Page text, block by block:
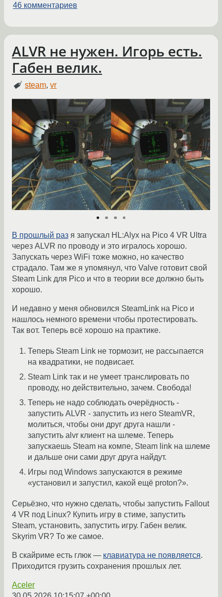
46 комментариев
ALVR не нужен. Игорь есть.
Габен велик.
steam,vr
В прошлый раз я запускал HL:Alyx на Pico 4 VR Ultra
через ALVR по проводу и это игралось хорошо.
Запускать через WiFi тоже можно, но качество
страдало. Там же я упомянул, что Valve готовит свой
Steam Link для Pico и что в теории все должно быть
хорошо.
И недавно у меня обновился SteamLink на Pico и
нашлось немного времени чтобы протестировать.
Так вот. Теперь всё хорошо на практике.
Теперь Steam Link не тормозит, не рассыпается
на квадратики, не подвисает.
Steam Link так и не умеет транслировать по
проводу, но действительно, зачем. Свобода!
Теперь не надо соблюдать очерёдность -
запустить ALVR - запустить из него SteamVR,
молиться, чтобы они друг друга нашли -
запустить alvr клиент на шлеме. Теперь
запускаешь Steam на компе, Steam link на шлеме
и дальше они сами друг друга найдут.
Игры под Windows запускаются в режиме
«установил и запустил, какой ещё proton?».
Серьёзно, что нужно сделать, чтобы запустить Fallout
4 VR под Linux? Купить игру в стиме, запустить
Steam, установить, запустить игру. Габен велик.
Skyrim VR? То же самое.
В скайриме есть глюк — клавиатура не появляется.
Приходится грузить сохранения прошлых лет.
Aceler